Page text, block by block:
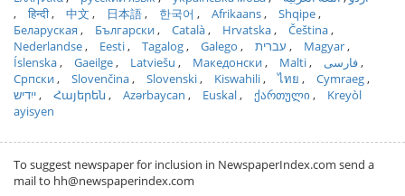
हिन्दी
中文 日本語 한국어 Afrikaans
Shqipe
Беларуская
Български Català Hrvatska
Čeština
Nederlandse
Eesti Tagalog Galego עברית
Magyar
Íslenska
Gaeilge Latviešu Македонски Malti
فارسی
Српски
Slovenčina Slovenski Kiswahili ไทย
Cymraeg
ייִדיש
Հայերեն Azərbaycan Euskal ქართული
Kreyòl
ayisyen
To suggest newspaper for inclusion in NewspaperIndex.com send a
mail to hh@newspaperindex.com